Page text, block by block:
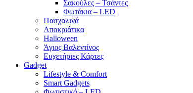
Σακούλες – Τσάντες
Φωτάκια – LED
Πασχαλινά
Αποκριάτικα
Halloween
Άγιος Βαλεντίνος
Ευχετήριες Κάρτες
Gadget
Lifestyle & Comfort
Smart Gadgets